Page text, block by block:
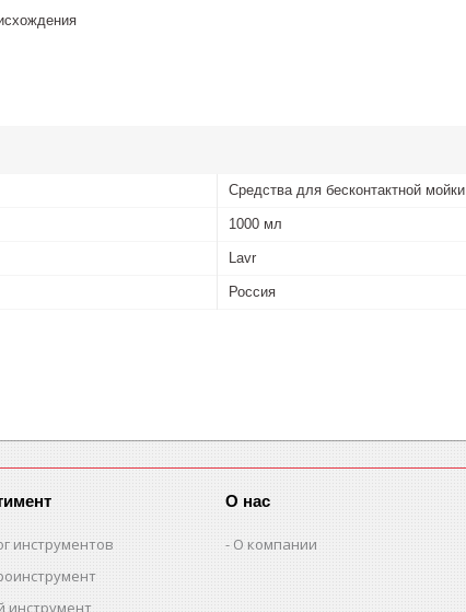
Средства для бесконтактной мойки
1000 мл
Lavr
Россия
инструментов
инструмент
О нас
О компании